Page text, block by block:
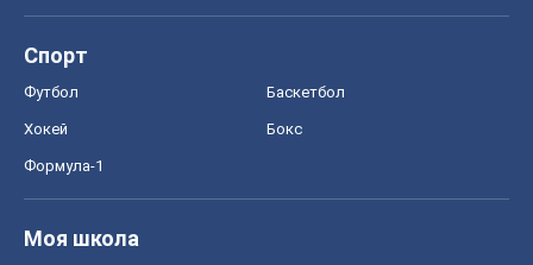
Спорт
Футбол Баскетбол
Хокей Бокс
Формула-1
Моя школа